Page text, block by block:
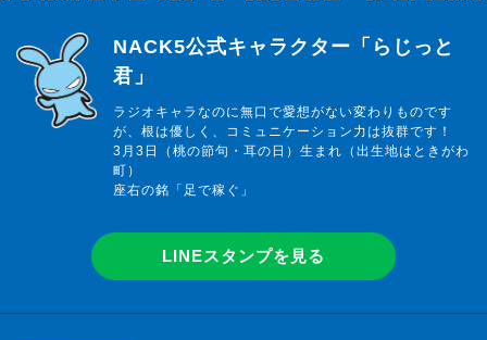
らじっと君
NACK5公式キャラクター「らじっと
君」
ラジオキャラなのに無口で愛想がない変わりものです
が、根は優しく、コミュニケーション力は抜群です！
3月3日（桃の節句・耳の日）生まれ（出生地はときがわ
町）
座右の銘「足で稼ぐ」
LINEスタンプを見る